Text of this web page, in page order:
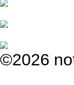
©2026